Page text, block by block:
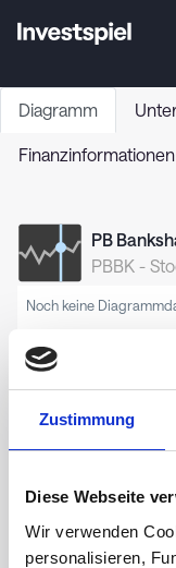
Zustimmung
Diese Webseite
Wir verwenden
personalisieren,
Diagramm
Finanzinformationen
PB
PBBK -
Noch keine